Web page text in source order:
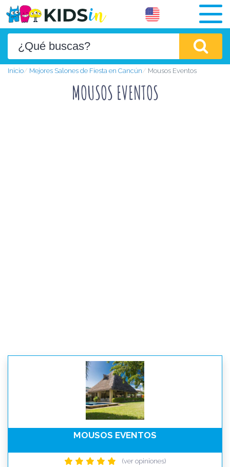
Inicio Mejores Salones de Fiesta en Cancún Mousos Eventos
MOUSOS EVENTOS
MOUSOS EVENTOS
(ver opiniones)